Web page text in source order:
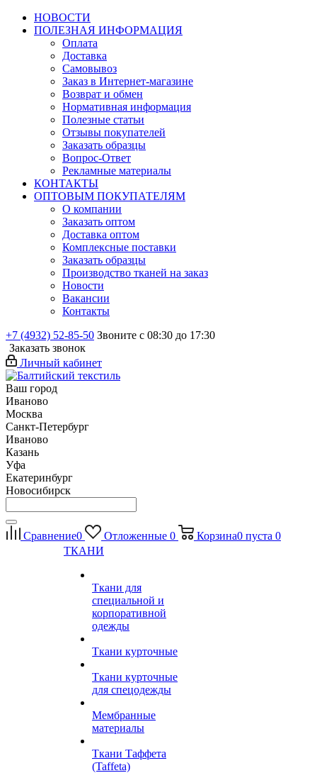
НОВОСТИ
ПОЛЕЗНАЯ ИНФОРМАЦИЯ
Оплата
Доставка
Самовывоз
Заказ в Интернет-магазине
Возврат и обмен
Нормативная информация
Полезные статьи
Отзывы покупателей
Заказать образцы
Вопрос-Ответ
Рекламные материалы
КОНТАКТЫ
ОПТОВЫМ ПОКУПАТЕЛЯМ
О компании
Заказать оптом
Доставка оптом
Комплексные поставки
Заказать образцы
Производство тканей на заказ
Новости
Вакансии
Контакты
+7 (4932) 52-85-50 Звоните с 08:30 до 17:30
Заказать звонок
Личный кабинет
Ваш город
Иваново
Москва
Санкт-Петербург
Иваново
Казань
Уфа
Екатеринбург
Новосибирск
Сравнение0 Отложенные 0 Корзина0 пуста 0
ТКАНИ
Ткани для
специальной и
корпоративной
одежды
Ткани курточные
Ткани курточные
для спецодежды
Мембранные
материалы
Ткани Таффета
(Taffeta)